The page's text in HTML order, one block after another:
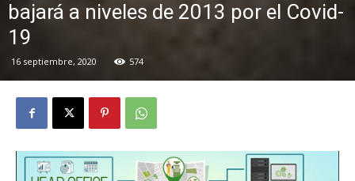
bajará a niveles de 2013 por el Covid-
19
16 septiembre, 2020 574